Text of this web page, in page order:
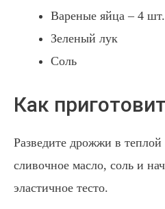
Вареные яйца – 4 шт.
Зеленый лук
Соль
Как
Разведите дрожжи в
сливочное масло, соль и
эластичное тесто.